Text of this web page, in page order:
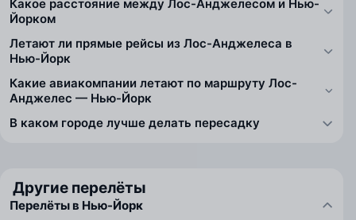
Какое расстояние между Лос-Анджелесом и Нью-
Йорком
Летают ли прямые рейсы из Лос-Анджелеса в
Нью-Йорк
Какие авиакомпании летают по маршруту Лос-
Анджелес — Нью-Йорк
В каком городе лучше делать пересадку
Другие перелёты
Перелёты в Нью-Йорк